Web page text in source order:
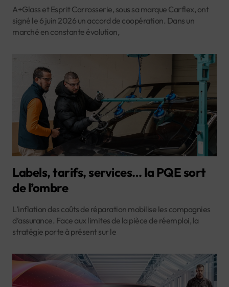
A+Glass et Esprit Carrosserie, sous sa marque Carflex, ont
signé le 6 juin 2026 un accord de coopération. Dans un
marché en constante évolution,
Labels, tarifs, services… la PQE sort
de l’ombre
L’inflation des coûts de réparation mobilise les compagnies
d’assurance. Face aux limites de la pièce de réemploi, la
stratégie porte à présent sur le